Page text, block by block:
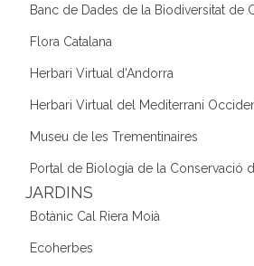
Banc de Dades de la Biodiversitat de
Flora Catalana
Herbari Virtual d'Andorra
Herbari Virtual del Mediterrani
Museu de les Trementinaires
Portal de Biologia de la Conservació
JARDINS
Botànic Cal Riera Moià
Ecoherbes